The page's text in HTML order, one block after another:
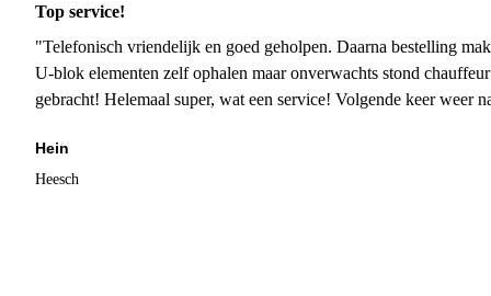
Top service!
"Telefonisch vriendelijk en goed geholpen. Daarna bestelling
U-blok elementen zelf ophalen maar onverwachts stond
gebracht! Helemaal super, wat een service! Volgende keer weer
Hein
Heesch